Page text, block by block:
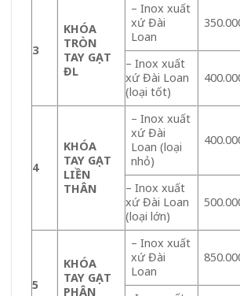
3
KHÓA
TRÒN
TAY GẠT
ĐL
– Inox xuất
xứ Đài
Loan
– Inox xuất
xứ Đài Loan
(loại tốt)
4
KHÓA
TAY GẠT
LIỀN
THÂN
– Inox xuất
xứ Đài
Loan (loại
nhỏ)
– Inox xuất
xứ Đài Loan
(loại lớn)
5
KHÓA
TAY GẠT
PHÂN
– Inox xuất
xứ Đài
Loan